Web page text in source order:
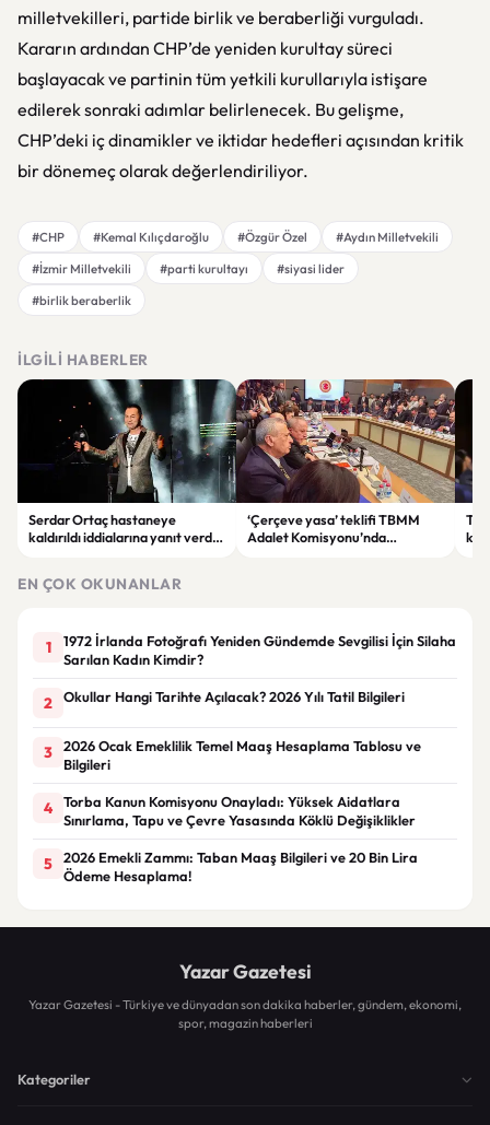
milletvekilleri, partide birlik ve beraberliği vurguladı.
Kararın ardından CHP’de yeniden kurultay süreci
başlayacak ve partinin tüm yetkili kurullarıyla istişare
edilerek sonraki adımlar belirlenecek. Bu gelişme,
CHP’deki iç dinamikler ve iktidar hedefleri açısından kritik
bir dönemeç olarak değerlendiriliyor.
#CHP #Kemal Kılıçdaroğlu #Özgür Özel
#Aydın Milletvekili
#İzmir Milletvekili
#parti kurultayı
#siyasi lider
#birlik beraberlik
İLGILI HABERLER
Serdar Ortaç hastaneye
kaldırıldı iddialarına yanıt verdi:
‘Çerçeve yasa’ teklifi TBMM
Adalet Komisyonu’nda
EN ÇOK OKUNANLAR
1
1972 İrlanda Fotoğrafı Yeniden Gündemde Sevgilisi İçin Silaha
Sarılan Kadın Kimdir?
2 Okullar Hangi Tarihte Açılacak? 2026 Yılı Tatil Bilgileri
3
2026 Ocak Emeklilik Temel Maaş Hesaplama Tablosu ve
Bilgileri
4
Torba Kanun Komisyonu Onayladı: Yüksek Aidatlara
Sınırlama, Tapu ve Çevre Yasasında Köklü Değişiklikler
5
2026 Emekli Zammı: Taban Maaş Bilgileri ve 20 Bin Lira
Ödeme Hesaplama!
Yazar Gazetesi
Yazar Gazetesi - Türkiye ve dünyadan son dakika haberler, gündem, ekonomi,
spor, magazin haberleri
Kategoriler